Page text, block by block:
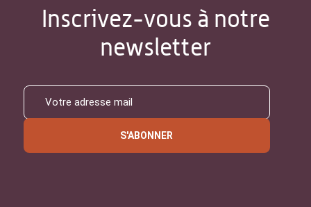
Inscrivez-vous à notre
newsletter
S'ABONNER